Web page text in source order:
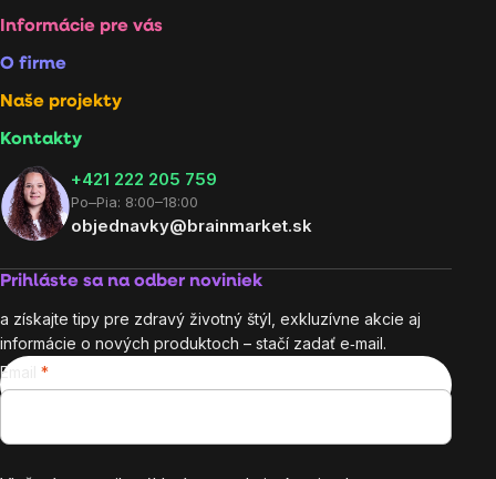
Informácie pre vás
O firme
Naše projekty
Kontakty
+421 222 205 759
Po–Pia: 8:00–18:00
objednavky@brainmarket.sk
Prihláste sa na odber noviniek
a získajte tipy pre zdravý životný štýl, exkluzívne akcie aj
informácie o nových produktoch – stačí zadať e‑mail.
Email